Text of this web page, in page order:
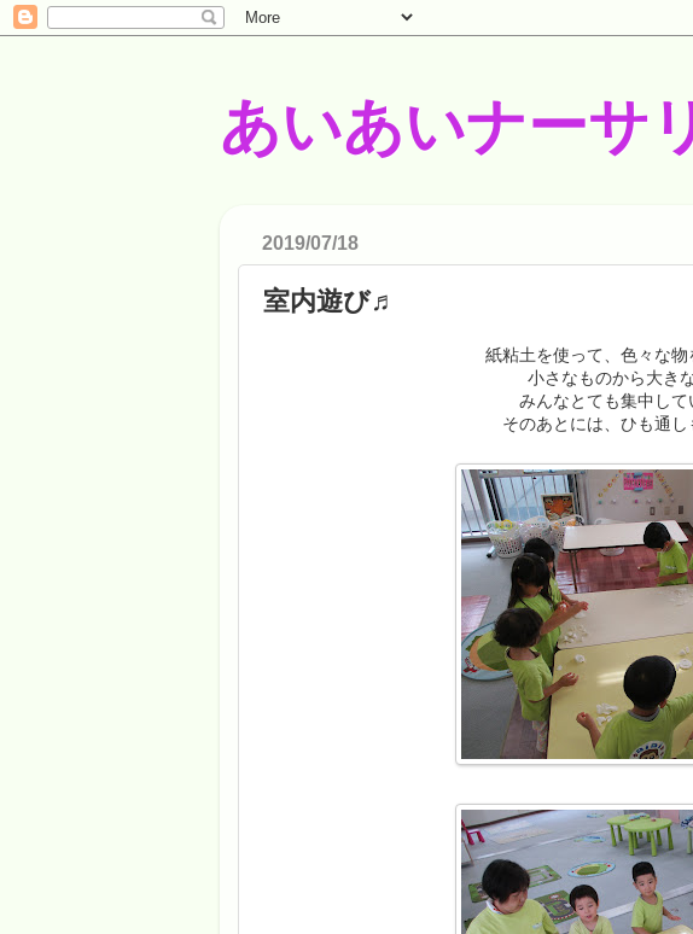
あいあいナーサ
2019/07/18
室内遊び♬
紙粘土を使って、色々な物
小さなものから大き
みんなとても集中して
そのあとには、ひも通し